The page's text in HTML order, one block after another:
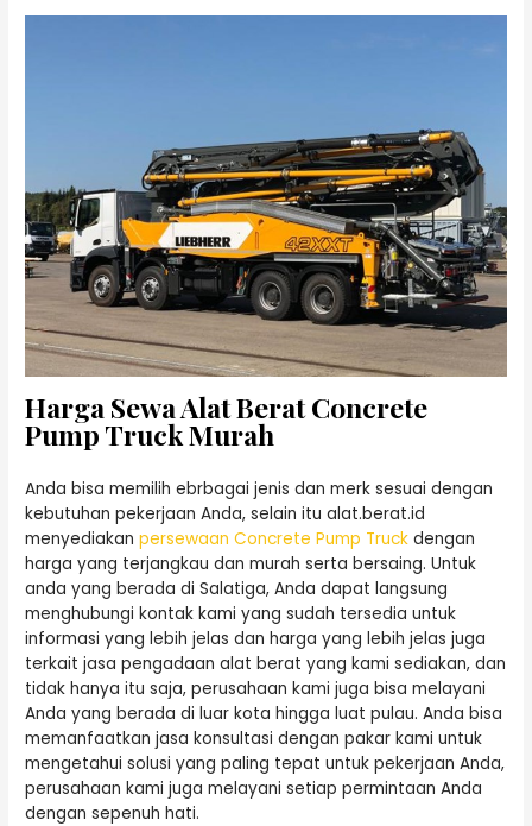
Harga Sewa Alat Berat Concrete
Pump Truck Murah
Anda bisa memilih ebrbagai jenis dan merk sesuai dengan
kebutuhan pekerjaan Anda, selain itu alat.berat.id
menyediakanpersewaan Concrete Pump Truck dengan
harga yang terjangkau dan murah serta bersaing. Untuk
anda yang berada di Salatiga, Anda dapat langsung
menghubungi kontak kami yang sudah tersedia untuk
informasi yang lebih jelas dan harga yang lebih jelas juga
terkait jasa pengadaan alat berat yang kami sediakan, dan
tidak hanya itu saja, perusahaan kami juga bisa melayani
Anda yang berada di luar kota hingga luat pulau. Anda bisa
memanfaatkan jasa konsultasi dengan pakar kami untuk
mengetahui solusi yang paling tepat untuk pekerjaan Anda,
perusahaan kami juga melayani setiap permintaan Anda
dengan sepenuh hati.